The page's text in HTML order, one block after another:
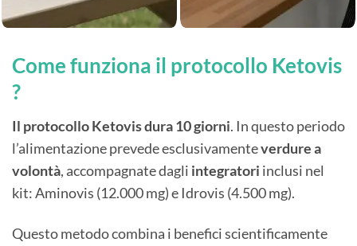
Come funziona il protocollo Ketovis
?
Il protocollo Ketovis dura 10 giorni. In questo periodo
l’alimentazione prevede esclusivamenteverdure a
volontà, accompagnate dagli integratori inclusi nel
kit: Aminovis (12.000 mg) e Idrovis (4.500 mg).
Questo metodo combina i benefici scientificamente